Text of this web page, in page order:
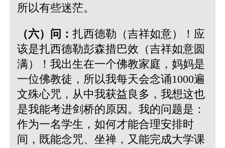
所以有些迷茫。
（六）问： 扎西德勒（吉祥如意）！应
该是扎西德勒彭森措巴效（吉祥如意圆
满）！我出生在一个佛教家庭，妈妈是
一位佛教徒，所以我每天会念诵1000遍
文殊心咒，从中我获益良多，我想这也
是我能考进剑桥的原因。我的问题是：
作为一名学生，如何才能合理安排时
间，既能念咒、坐禅，又能完成大学课